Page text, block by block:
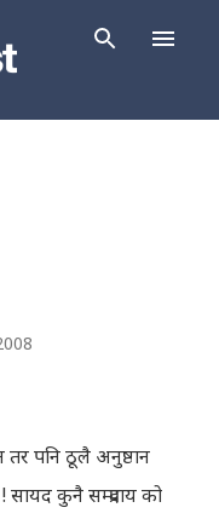
तर पनि ठूलै अनुष्ठान
सायद कुनै सम्प्रदाय को